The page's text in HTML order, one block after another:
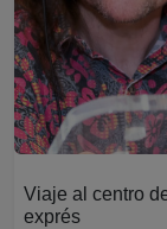
Viaje al centro
exprés